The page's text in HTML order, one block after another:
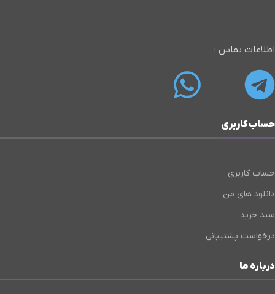
اطلاعات تماس :
حساب کاربری
حساب کاربری
دانلود های من
سبد خرید
درخواست پشتیبانی
درباره ما